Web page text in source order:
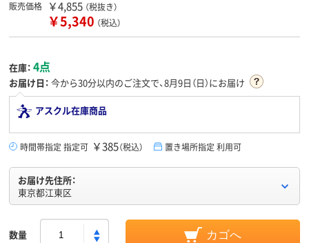
販売価格 ￥4,855 （税抜き）
￥5,340 （税込）
在庫： 4点
お届け日： 今から30分以内のご注文で、8月9日（日）にお届け
アスクル在庫商品
時間帯指定 指定可 ￥385（税込） 置き場所指定 利用可
お届け先住所：
東京都江東区
数量 カゴへ